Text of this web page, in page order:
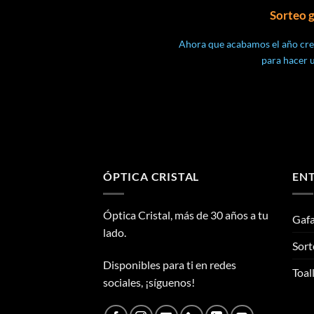
Sorteo
Ahora que acabamos el año
para hacer
ÓPTICA CRISTAL
Óptica Cristal, más de 30 años a tu
lado.
Disponibles para ti en redes
sociales, ¡síguenos!